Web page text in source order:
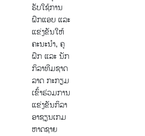
ຮັບໃຊ້ການ
ຝຶກແອບ ແລະ
ແຂ່ງຂັນໃຫ້
ຄະນະນຳ, ຄູ
ຝຶກ ແລະ ນັກ
ກິລາທີມຊາດ
ລາດ ກະກຽມ
ເຂົ້າຮ່ວມການ
ແຂ່ງຂັນກິລາ
ອາຊຽນເກມ
ຫາດຊາຍ